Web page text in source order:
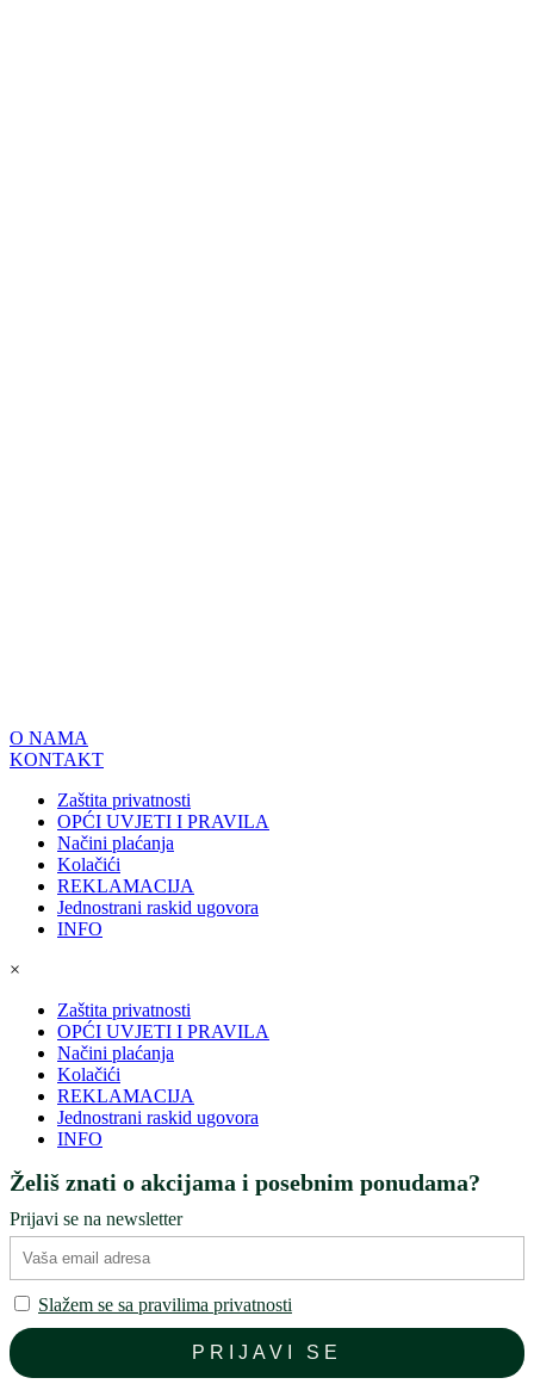
O NAMA
KONTAKT
Zaštita privatnosti
OPĆI UVJETI I PRAVILA
Načini plaćanja
Kolačići
REKLAMACIJA
Jednostrani raskid ugovora
INFO
×
Zaštita privatnosti
OPĆI UVJETI I PRAVILA
Načini plaćanja
Kolačići
REKLAMACIJA
Jednostrani raskid ugovora
INFO
Želiš znati o akcijama i posebnim ponudama?
Prijavi se na newsletter
Slažem se sa pravilima privatnosti